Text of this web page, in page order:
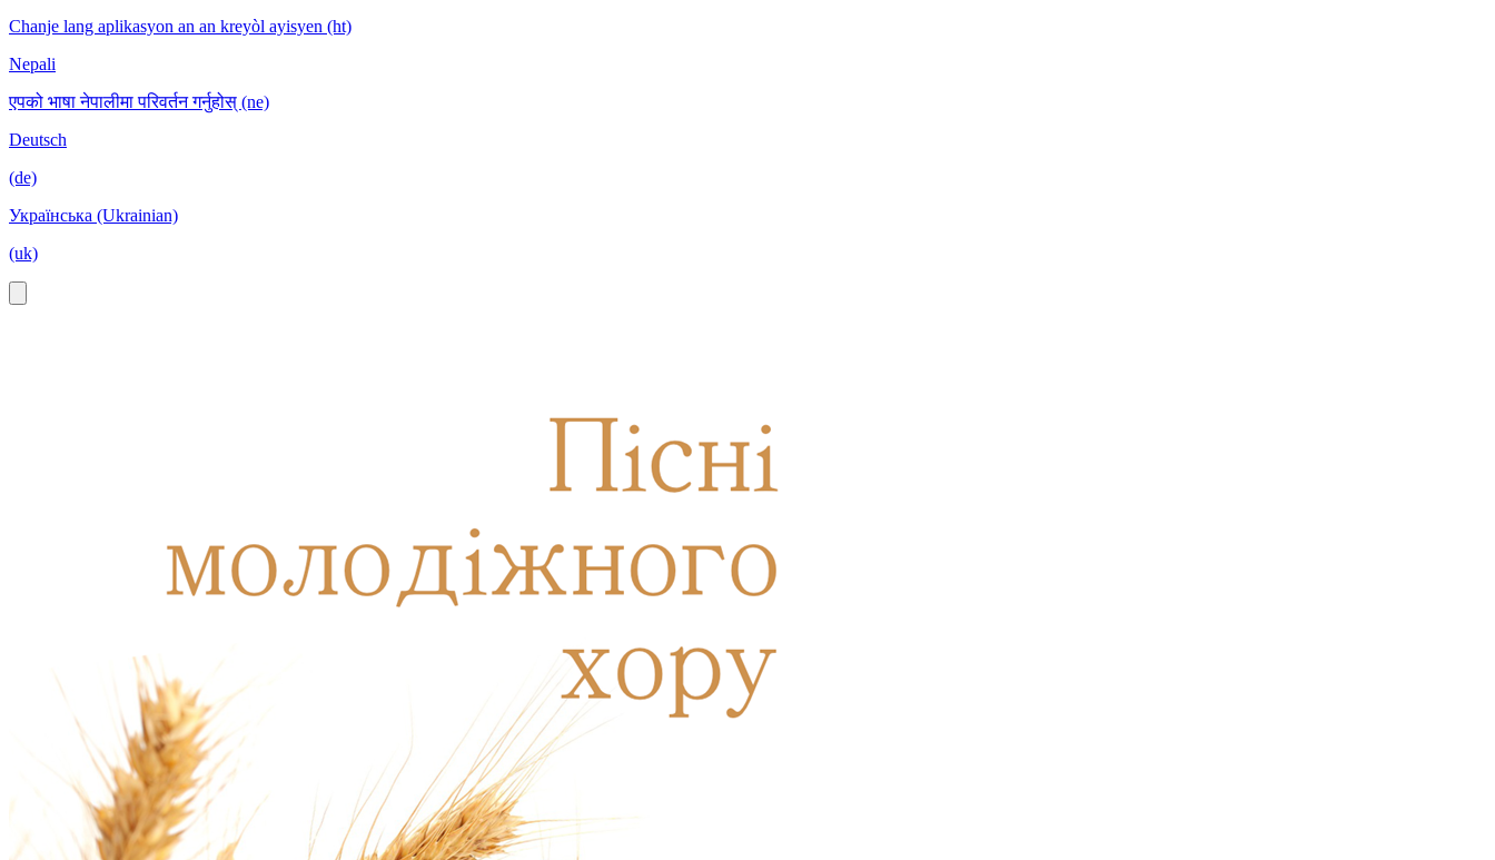
Chanje lang aplikasyon an an kreyòl ayisyen (ht)
Nepali
एपको भाषा नेपालीमा परिवर्तन गर्नुहोस् (ne)
Deutsch
(de)
Українська (Ukrainian)
(uk)